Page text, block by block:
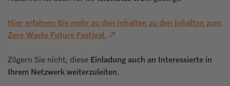
Hier erfahren Sie mehr zu den Inhalten zu den Inhalten zum
Zero Waste Future Festival.
Zögern Sie nicht, diese Einladung auch an Interessierte in
Ihrem Netzwerk weiterzuleiten.